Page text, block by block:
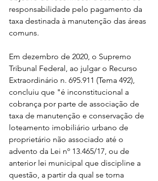
responsabilidade pelo pagamento da
taxa destinada à manutenção das áreas
comuns.
Em dezembro de 2020, o Supremo
Tribunal Federal, ao julgar o Recurso
Extraordinário n. 695.911 (Tema 492),
concluiu que "é inconstitucional a
cobrança por parte de associação de
taxa de manutenção e conservação de
loteamento imobiliário urbano de
proprietário não associado até o
advento da Lei nº 13.465/17, ou de
anterior lei municipal que discipline a
questão, a partir da qual se torna